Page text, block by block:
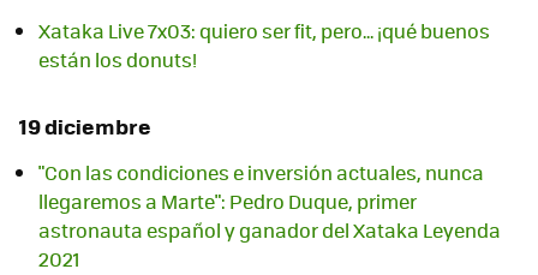
Xataka Live 7x03: quiero ser fit, pero... ¡qué buenos
están los donuts!
19 diciembre
"Con las condiciones e inversión actuales, nunca
llegaremos a Marte": Pedro Duque, primer
astronauta español y ganador del Xataka Leyenda
2021